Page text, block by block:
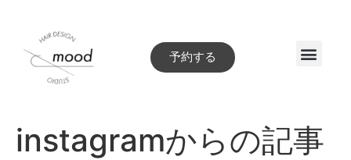
予約する
instagramからの記事